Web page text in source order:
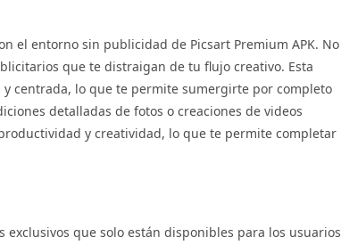
el entorno sin publicidad de Picsart Premium APK. No
que te distraigan de tu flujo creativo. Esta
centrada, lo que te permite sumergirte por completo
detalladas de fotos o creaciones de videos
y creatividad, lo que te permite completar
que solo están disponibles para los usuarios